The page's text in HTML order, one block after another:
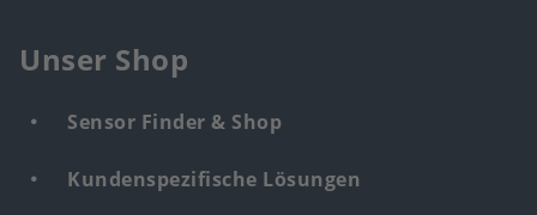
Unser Shop
Sensor Finder & Shop
Kundenspezifische Lösungen